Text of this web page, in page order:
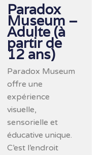
Paradox
Museum –
Adulte (à
partir de
12 ans)
Paradox Museum
offre une
expérience
visuelle,
sensorielle et
éducative unique.
C’est l’endroit